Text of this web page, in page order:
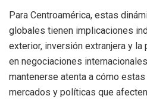
Para Centroamérica, estas
globales tienen implicaciones
exterior, inversión extranjera y
en negociaciones
mantenerse atenta a cómo
mercados y políticas que